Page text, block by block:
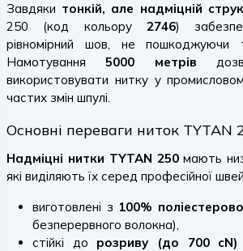
Завдяки тонкій, але надміцній
250 (код кольору 2746)
рівномірний шов, не пошкоджуючи
Намотування5000 метрів
використовувати нитку у
частих змін шпулі.
Основні переваги ниток TYTAN
Надміцні нитки TYTAN 250мають
які виділяють їх серед професійної
виготовлені з 100%
безперервного волокна),
стійкі до розриву (до 700 cN)